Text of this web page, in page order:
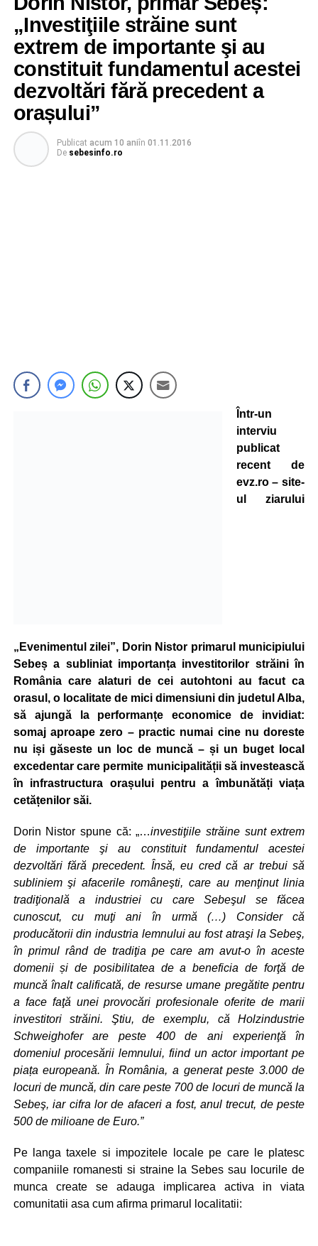
„Investiţiile străine sunt
extrem de importante şi au
constituit fundamentul acestei
dezvoltări fără precedent a
orașului”
Publicat acum 10 aniîn 01.11.2016
De sebesinfo.ro
Într-un
interviu
publicat
recent de
evz.ro – site-
ul ziarului
„Evenimentul zilei”, Dorin Nistor primarul municipiului
Sebeș a subliniat importanța investitorilor străini în
România care alaturi de cei autohtoni au facut ca
orasul, o localitate de mici dimensiuni din judetul Alba,
să ajungă la performanțe economice de invidiat:
somaj aproape zero – practic numai cine nu doreste
nu iși găseste un loc de muncă – și un buget local
excedentar care permite municipalității să investească
în infrastructura orașului pentru a îmbunătăți viața
cetățenilor săi.
Dorin Nistor spune că: „…investiţiile străine sunt extrem
de importante şi au constituit fundamentul acestei
dezvoltări fără precedent. Însă, eu cred că ar trebui să
subliniem şi afacerile româneşti, care au menţinut linia
tradiţională a industriei cu care Sebeşul se făcea
cunoscut, cu muţi ani în urmă (…) Consider că
producătorii din industria lemnului au fost atraşi la Sebeş,
în primul rând de tradiţia pe care am avut-o în aceste
domenii și de posibilitatea de a beneficia de forţă de
muncă înalt calificată, de resurse umane pregătite pentru
a face faţă unei provocări profesionale oferite de marii
investitori străini. Ştiu, de exemplu, că Holzindustrie
Schweighofer are peste 400 de ani experienţă în
domeniul procesării lemnului, fiind un actor important pe
piața europeană. În România, a generat peste 3.000 de
locuri de muncă, din care peste 700 de locuri de muncă la
Sebeş, iar cifra lor de afaceri a fost, anul trecut, de peste
500 de milioane de Euro.”
Pe langa taxele si impozitele locale pe care le platesc
companiile romanesti si straine la Sebes sau locurile de
munca create se adauga implicarea activa in viata
comunitatii asa cum afirma primarul localitatii: